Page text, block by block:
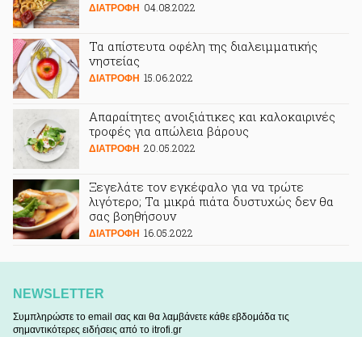
ΔΙΑΤΡΟΦΗ 04.08.2022
Τα απίστευτα οφέλη της διαλειμματικής
νηστείας
ΔΙΑΤΡΟΦΗ 15.06.2022
Απαραίτητες ανοιξιάτικες και καλοκαιρινές
τροφές για απώλεια βάρους
ΔΙΑΤΡΟΦΗ 20.05.2022
Ξεγελάτε τον εγκέφαλο για να τρώτε
λιγότερο; Τα μικρά πιάτα δυστυχώς δεν θα
σας βοηθήσουν
ΔΙΑΤΡΟΦΗ 16.05.2022
NEWSLETTER
Συμπληρώστε το email σας και θα λαμβάνετε κάθε εβδομάδα τις
σημαντικότερες ειδήσεις από το itrofi.gr